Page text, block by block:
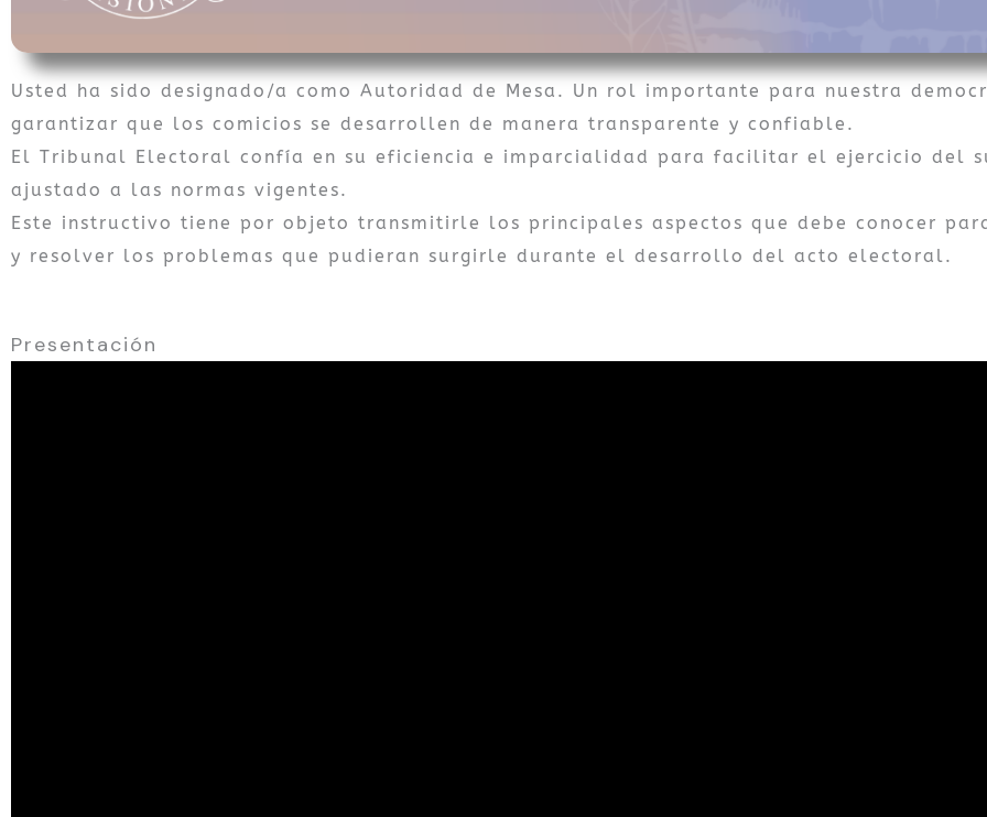
Usted ha sido designado/a como Autoridad de Mesa. Un rol importante para nuestra
garantizar que los comicios se desarrollen de manera transparente y confiable.
El Tribunal Electoral confía en su eficiencia e imparcialidad para facilitar el ejercicio del
ajustado a las normas vigentes.
Este instructivo tiene por objeto transmitirle los principales aspectos que debe conocer
y resolver los problemas que pudieran surgirle durante el desarrollo del acto electoral.
Presentación